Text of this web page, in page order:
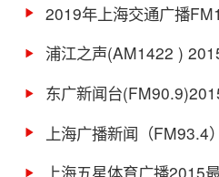
2019年上海交通广播
浦江之声(AM1422 )
东广新闻台
上海广播新闻（FM93.4
表
上海五星体育广播2015